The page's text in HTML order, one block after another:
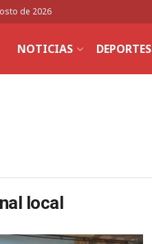
de 2026
NOTICIAS DEPORTES
local